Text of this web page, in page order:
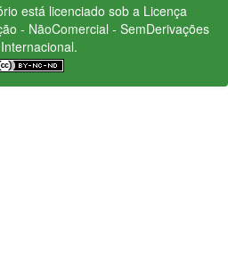
está licenciado sob a Licença
- NãoComercial - SemDerivações